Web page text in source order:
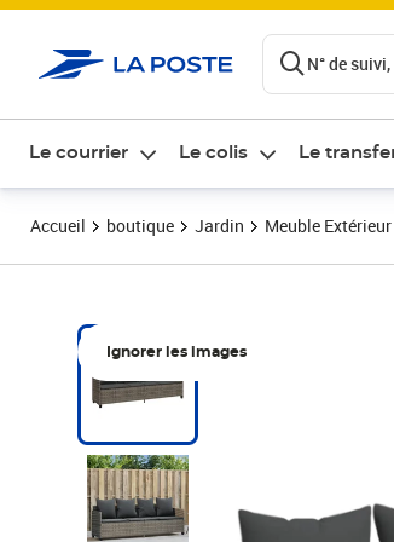
N° de
Le courrier Le colis Le
Accueil boutique Jardin Meuble Extérieur
Ignorer les images